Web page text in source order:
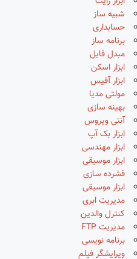
شبیه ساز
حسابداری
برنامه ساز
مبدل فایل
ابزار اسکن
ابزار آفیس
مولتی مدیا
بهینه سازی
آنتی ویروس
ابزار بک آپ
ابزار مهندسی
ابزار موسیقی
فشرده سازی
ابزار موسیقی
مدیریت ابری
کنترل والدین
مدیریت FTP
برنامه نویسی
ویرایشگر فیلم